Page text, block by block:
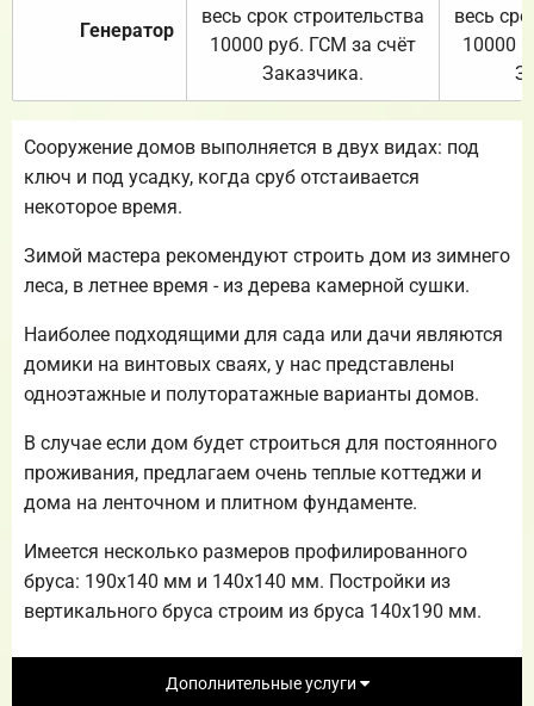
Генератор
весь срок строительства
10000 руб. ГСМ за счёт
Заказчика.
весь
10000
Сооружение домов выполняется в двух видах: под
ключ и под усадку, когда сруб отстаивается
некоторое время.
Зимой мастера рекомендуют строить дом из зимнего
леса, в летнее время - из дерева камерной сушки.
Наиболее подходящими для сада или дачи являются
домики на винтовых сваях, у нас представлены
одноэтажные и полуторатажные варианты домов.
В случае если дом будет строиться для постоянного
проживания, предлагаем очень теплые коттеджи и
дома на ленточном и плитном фундаменте.
Имеется несколько размеров профилированного
бруса: 190х140 мм и 140х140 мм. Постройки из
вертикального бруса строим из бруса 140х190 мм.
Дополнительные услуги